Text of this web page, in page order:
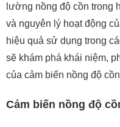
lường nồng độ cồn trong
và nguyên lý hoạt động
hiệu quả sử dụng trong
sẽ khám phá khái niệm,
của cảm biến nồng độ
Cảm biến nồng độ